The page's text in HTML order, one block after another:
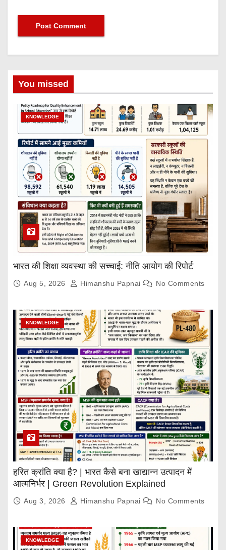
You missed
KNOWLEDGE
भारत की शिक्षा व्यवस्था की सच्चाई: नीति आयोग की रिपोर्ट
Aug 5, 2026 Himanshu Papnai No Comments
KNOWLEDGE
हरित क्रांति क्या है? | भारत कैसे बना खाद्यान्न उत्पादन में
आत्मनिर्भर | Green Revolution Explained
Aug 3, 2026 Himanshu Papnai No Comments
KNOWLEDGE